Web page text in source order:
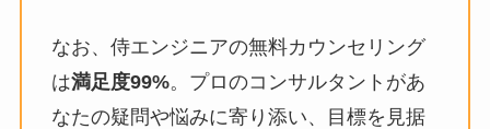
なお、侍エンジニアの無料カウンセリング
は満足度99%。プロのコンサルタントがあ
なたの疑問や悩みに寄り添い、目標を見据